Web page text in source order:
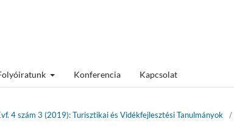
Konferencia Kapcsolat
4 szám 3 (2019): Turisztikai és Vidékfejlesztési Tanulmányok /